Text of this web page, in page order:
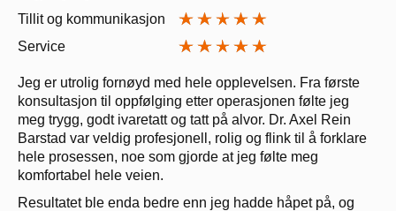
Tillit og kommunikasjon
Service
Jeg er utrolig fornøyd med hele opplevelsen. Fra første
konsultasjon til oppfølging etter operasjonen følte jeg
meg trygg, godt ivaretatt og tatt på alvor. Dr. Axel Rein
Barstad var veldig profesjonell, rolig og flink til å forklare
hele prosessen, noe som gjorde at jeg følte meg
komfortabel hele veien.
Resultatet ble enda bedre enn jeg hadde håpet på, og